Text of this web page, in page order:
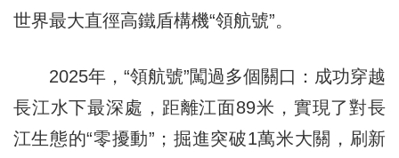
世界最大直徑高鐵盾構機“領航號”。
2025年，“領航號”闖過多個關口：成功穿越
長江水下最深處，距離江面89米，實現了對長
江生態的“零擾動”；掘進突破1萬米大關，刷新